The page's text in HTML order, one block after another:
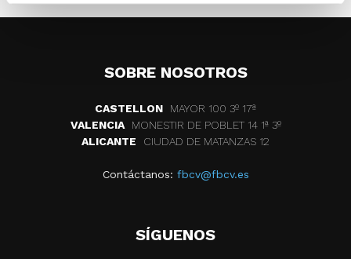
SOBRE NOSOTROS
CASTELLON
MAYOR 100 3º 17ª
VALENCIA
MONESTIR DE POBLET 14 1ª 3º
ALICANTE
CIUDAD DE MATANZAS 12
Contáctanos: fbcv@fbcv.es
SÍGUENOS